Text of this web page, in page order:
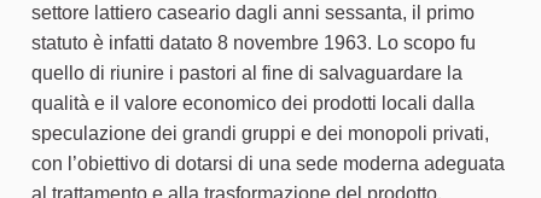
settore lattiero caseario dagli anni sessanta, il primo
statuto è infatti datato 8 novembre 1963. Lo scopo fu
quello di riunire i pastori al fine di salvaguardare la
qualità e il valore economico dei prodotti locali dalla
speculazione dei grandi gruppi e dei monopoli privati,
con l’obiettivo di dotarsi di una sede moderna adeguata
al trattamento e alla trasformazione del prodotto.